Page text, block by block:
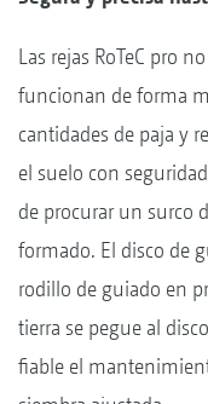
Las rejas RoTeC pro
funcionan de forma
cantidades de paja y
el suelo con
de procurar un surco
formado. El disco de
rodillo de guiado en
tierra se pegue al
fiable el